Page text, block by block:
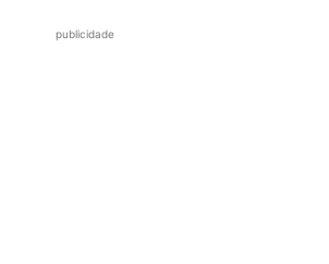
publicidade